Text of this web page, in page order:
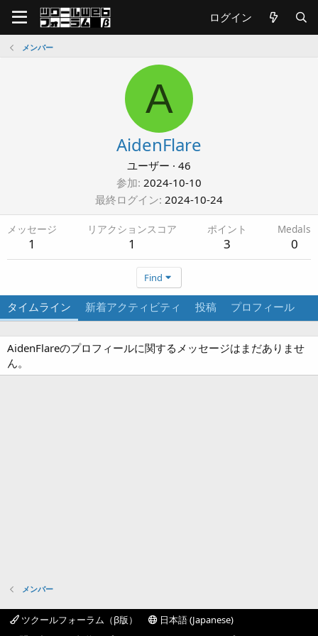
ログイン
メンバー
A
AidenFlare
ユーザー · 46
参加 2024-10-10
最終ログイン 2024-10-24
メッセージ
1
リアクションスコア
1
ポイント
3
Medals
0
Find
タイムライン 新着アクティビティ 投稿 プロフィール
AidenFlareのプロフィールに関するメッセージはまだありませ
ん。
メンバー
ツクールフォーラム（β版）
日本語 (Japanese)